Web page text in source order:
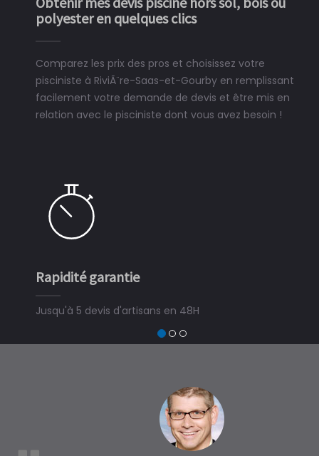
polyester en quelques clics
Comparez les prix des pros et choisissez votre
pisciniste à RiviÃ¨re-Saas-et-Gourby en remplissant
facilement votre demande de devis et être mis en
relation avec le pisciniste dont vous avez besoin !
Simple et rapide
3 minutes suffisent pour déposer une
devis travaux piscine hors sol, bois ou
trouver un expert en piscine hors sol, bois